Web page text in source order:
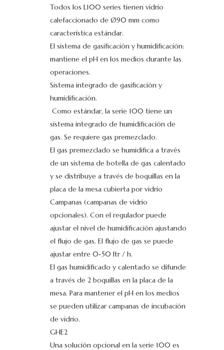
Todos los L100 series tienen vidrio
calefaccionado de Ø90 mm como
característica estándar.
El sistema de gasificación y humidificación:
mantiene el pH en los medios durante las
operaciones.
Sistema integrado de gasificación y
humidificación.
Como estándar, la serie 100 tiene un
sistema integrado de humidificación de
gas. Se requiere gas premezclado.
El gas premezclado se humidifica a través
de un sistema de botella de gas calentado
y se distribuye a través de boquillas en la
placa de la mesa cubierta por vidrio
Campanas (campanas de vidrio
opcionales). Con el regulador puede
ajustar el nivel de humidificación ajustando
el flujo de gas. El flujo de gas se puede
ajustar entre 0-50 ltr / h.
El gas humidificado y calentado se difunde
a través de 2 boquillas en la placa de la
mesa. Para mantener el pH en los medios
se pueden utilizar campanas de incubación
de vidrio.
GHE2
Una solución opcional en la serie 100 es